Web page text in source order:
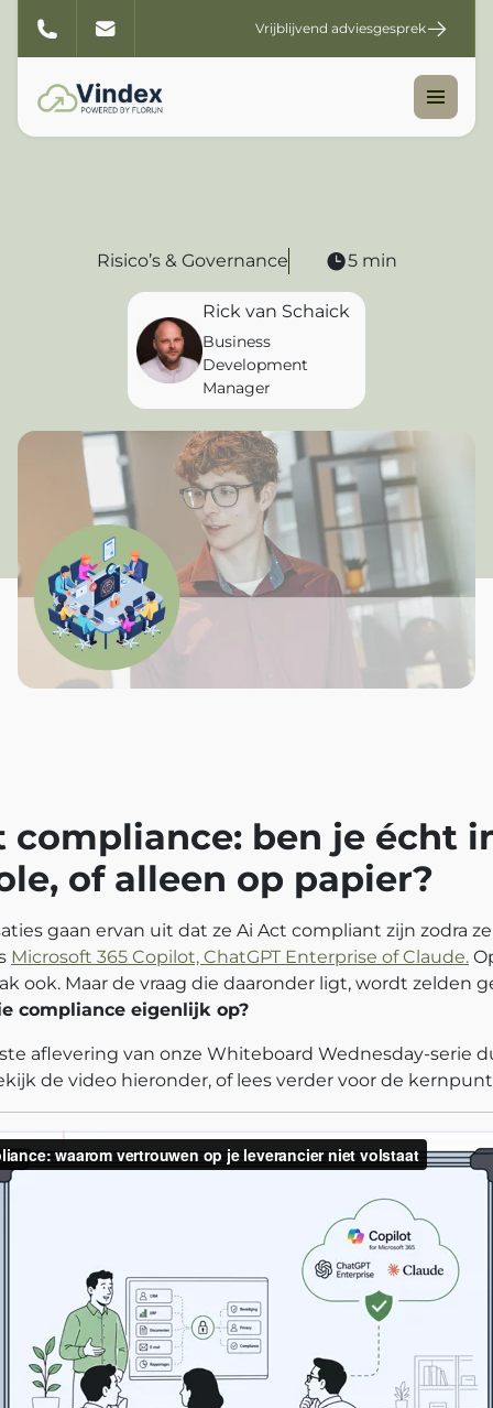
Vrijblijvend adviesgesprek
Risico’s & Governance 5 min
Rick van Schaick
Business
Development
Manager
compliance: ben je écht
of alleen op papier?
gaan ervan uit dat ze Ai Act compliant zijn zodra
Microsoft 365 Copilot, ChatGPT Enterprise of Claude.
ook. Maar de vraag die daaronder ligt, wordt zelden
compliance eigenlijk op?
aflevering van onze Whiteboard Wednesday-serie
de video hieronder, of lees verder voor de